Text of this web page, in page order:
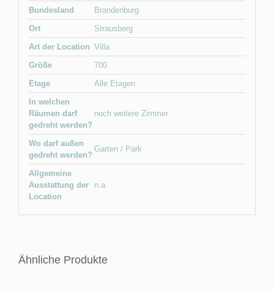
Bundesland
Brandenburg
Ort
Strausberg
Art der Location Villa
Größe
700
Etage
Alle Etagen
In welchen
Räumen darf
gedreht werden?
noch weitere Zimmer
Wo darf außen
gedreht werden?
Garten / Park
Allgemeine
Ausstattung der
Location
n.a.
Ähnliche Produkte